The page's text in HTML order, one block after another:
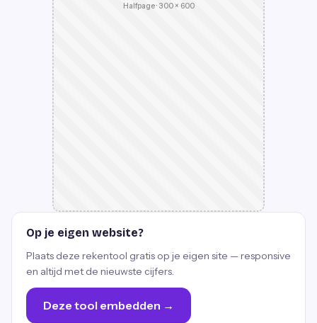
Halfpage · 300 × 600
Op je eigen website?
Plaats deze rekentool gratis op je eigen site — responsive
en altijd met de nieuwste cijfers.
Deze tool embedden →